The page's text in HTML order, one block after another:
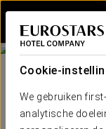
Cookie-
We gebruiken
analytische